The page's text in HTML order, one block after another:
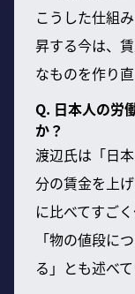
こうした仕組
昇する今は、
なものを作り
Q. 日本人の労
か？
渡辺氏は「日
分の賃金を上
に比べてすご
「物の値段に
る」とも述べて